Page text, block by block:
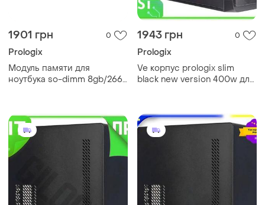
1901 грн 0
Prologix
Модуль памяти для
ноутбука so-dimm 8gb/2666
1943 грн 0
Prologix
Ve корпус prologix slim
black new version 400w для
стиль n6w_ver